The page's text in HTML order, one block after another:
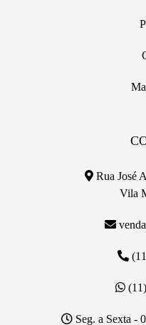
Rua José
Vila
(11)
Seg. a Sexta -